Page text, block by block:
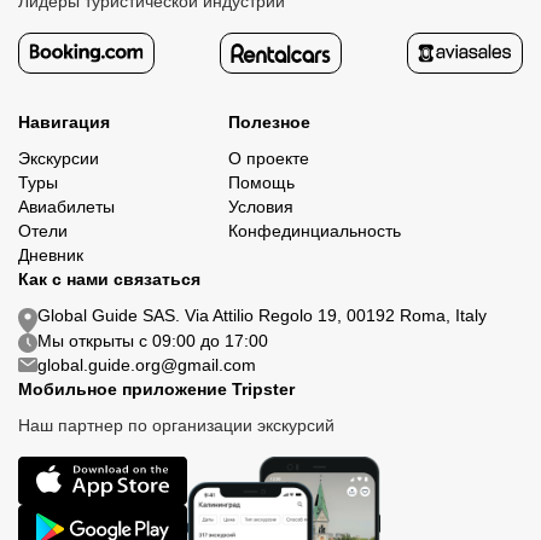
Навигация
Экскурсии
Туры
Авиабилеты
Отели
Дневник
Полезное
О проекте
Помощь
Условия
Конфединциальность
Как с нами связаться
Global Guide SAS. Via Attilio Regolo 19, 00192 Roma, Italy
Мы открыты с 09:00 до 17:00
global.guide.org@gmail.com
Мобильное приложение Tripster
Наш партнер по организации экскурсий